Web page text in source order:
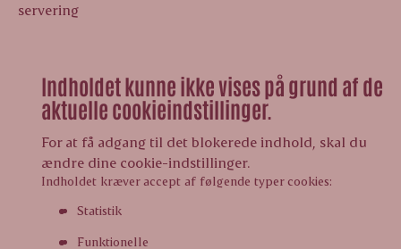
servering
Indholdet kunne ikke vises på grund af de
aktuelle cookieindstillinger.
For at få adgang til det blokerede indhold, skal du
ændre dine cookie-indstillinger.
Indholdet kræver accept af følgende typer cookies:
Statistik
Funktionelle